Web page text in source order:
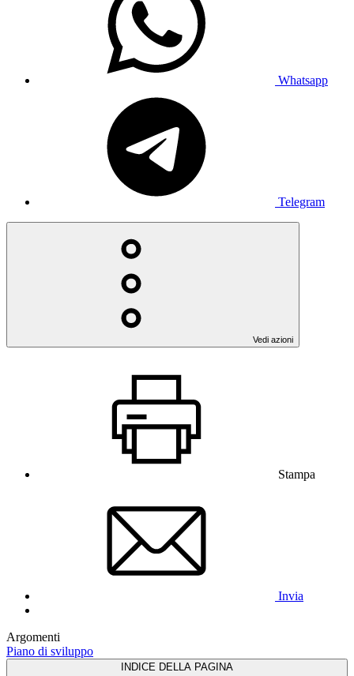
Whatsapp
Telegram
Vedi azioni
Stampa
Invia
Argomenti
Piano di sviluppo
INDICE DELLA PAGINA